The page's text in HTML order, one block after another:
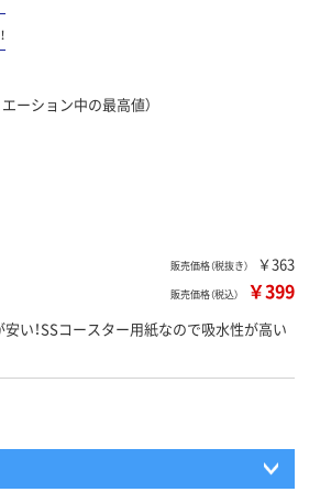
エーション中の最高値）
販売価格（税抜き） ￥363
販売価格（税込） ￥399
い！SSコースター用紙なので吸水性が高い